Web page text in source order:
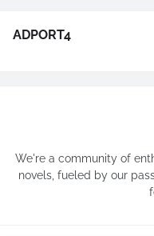
ADPORT4
We're a community of
novels, fueled by our